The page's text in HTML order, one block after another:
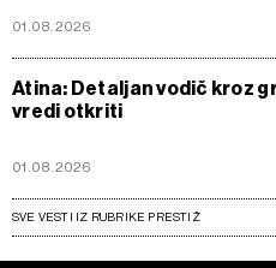
01.08.2026
Atina: Detaljan vodič kroz
vredi otkriti
01.08.2026
SVE VESTI IZ RUBRIKE PRESTIŽ